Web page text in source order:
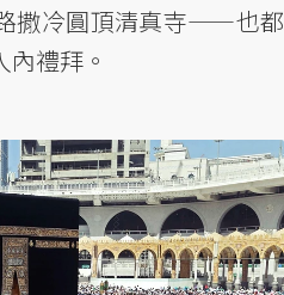
撒冷圓頂清真寺——也都
禮拜。